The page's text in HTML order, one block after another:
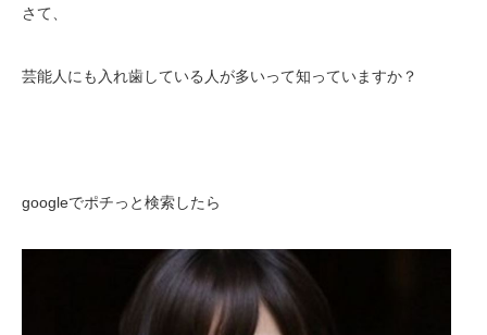
さて、
芸能人にも入れ歯している人が多いって知っていますか？
googleでポチっと検索したら